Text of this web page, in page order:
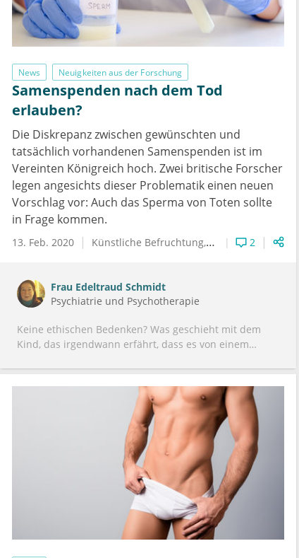
News Neuigkeiten aus der Forschung
Samenspenden nach dem Tod
erlauben?
Die Diskrepanz zwischen gewünschten und
tatsächlich vorhandenen Samenspenden ist im
Vereinten Königreich hoch. Zwei britische Forscher
legen angesichts dieser Problematik einen neuen
Vorschlag vor: Auch das Sperma von Toten sollte
in Frage kommen.
13. Feb. 2020 Künstliche Befruchtung 2
Frau Edeltraud Schmidt
Psychiatrie und Psychotherapie
Keine ethischen Bedenken? Was geschieht mit dem
Kind, das irgendwann erfährt, dass es von einem